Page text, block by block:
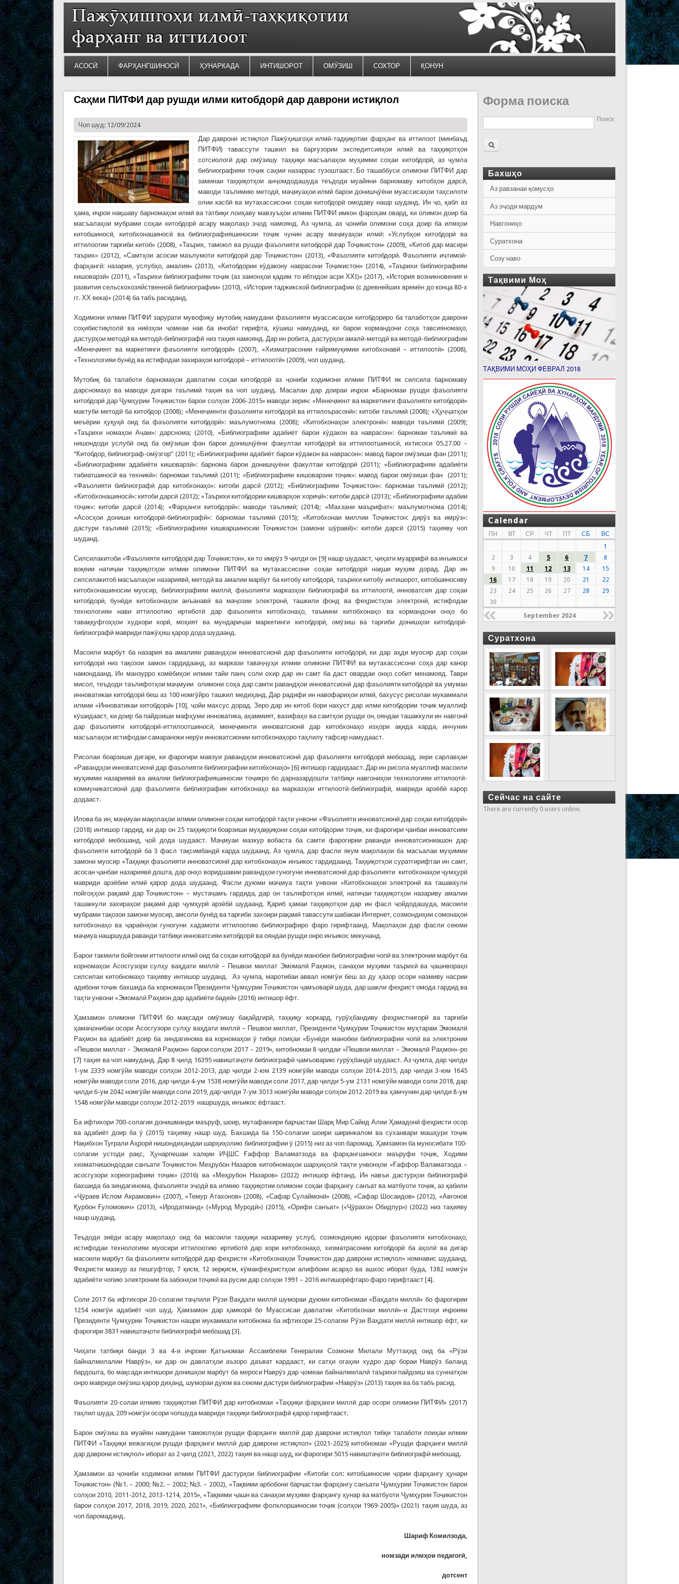
АСОСӢ ФАРҲАНГШИНОСӢ ҲУНАРКАДА ИНТИШОРОТ ОМӮЗИШ СОХТОР ҚОНУН
Саҳми ПИТФИ дар рушди илми китобдорӣ дар даврони истиқлол
Чоп шуд: 12/09/2024
Дар даврони истиқлол Пажӯҳишгоҳи илмӣ-тадқиқотии фарҳанг ва иттилоот (минбаъд
ПИТФИ) тавассути ташкил ва баргузории экспедитсияҳои илмӣ ва таҳқиқотҳои
сотсиологӣ дар омӯзишу таҳқиқи масъалаҳои муҳимми соҳаи китобдорӣ, аз ҷумла
библиографияи тоҷик саҳми назаррас гузоштааст. Бо ташаббуси олимони ПИТФИ дар
заминаи таҳқиқотҳои анҷомдодашуда теъдоди муайяни барномаву китобҳои дарсӣ,
маводи таълимию методӣ, маҷмуаҳои илмӣ барои донишҷӯёни муассисаҳои таҳсилоти
олии касбӣ ва мутахассисони соҳаи китобдорӣ омодаву нашр шуданд. Ин ҷо, қабл аз
ҳама, иҷрои нақшаву барномаҳои илмӣ ва татбиқи лоиҳаву мавзуъҳои илмии ПИТФИ имкон фароҳам овард, ки олимон доир ба
масъалаҳои мубрами соҳаи китобдорӣ асару мақолаҳо эҷод намоянд. Аз ҷумла, аз ҷониби олимони соҳа доир ба илмҳои
китобшиносӣ, китобхонашиносӣ ва библиографияшиносии тоҷик чунин асару маҷмуаҳои илмӣ: «Услубҳои китобдорӣ ва
иттилоотии тарғиби китоб» (2008), «Таърих, тамоюл ва рушди фаъолияти китобдорӣ дар Тоҷикистон» (2009), «Китоб дар масири
таърих» (2012), «Самтҳои асосии маълумоти китобдорӣ дар Тоҷикистон» (2013), «Фаъолияти китобдорӣ. Фаъолияти иҷтимоӣ-
фарҳангӣ: назария, услубҳо, амалия» (2013), «Китобдории кӯдакону наврасони Тоҷикистон» (2014), «Таърихи библиографияи
кишоварзӣ» (2011), «Таърихи библиографияи тоҷик (аз замонҳои қадим то ибтидои асри ХХI)» (2017), «История возникновения и
развития сельскохозяйственной библиографии» (2010), «История таджикской библиографии (с древнейших времён до конца 80-х
гг. ХХ века)» (2014) ба табъ расиданд.
Ходимони илмии ПИТФИ зарурати мувофиқу мутобиқ намудани фаъолияти муассисаҳои китобдориро ба талаботҳои даврони
соҳибистиқлолӣ ва ниёзҳои ҷомеаи нав ба инобат гирифта, кӯшиш намуданд, ки барои кормандони соҳа тавсияномаҳо,
дастурҳои методӣ ва методӣ-библиографӣ низ таҳия намоянд. Дар ин робита, дастурҳои амалӣ-методӣ ва методӣ-библиографии
«Менеҷмент ва маркетинги фаъолияти китобдорӣ» (2007), «Хизматрасонии ғайримуқимии китобхонавӣ – иттилоотӣ» (2008),
«Технологияи бунёд ва истифодаи захираҳои китобдорӣ – иттилоотӣ» (2009), чоп шуданд.
Мутобиқ ба талаботи барномаҳои давлатии соҳаи китобдорӣ аз ҷониби ходимони илмии ПИТФИ як силсила барномаву
дарсномаҳо ва маводи дигари таълимӣ таҳия ва чоп шуданд. Масалан дар доираи иҷрои «Барномаи рушди фаъолияти
китобдорӣ дар Ҷумҳурии Тоҷикистон барои солҳои 2006-2015» маводи зерин: «Менеҷмент ва маркетинги фаъолияти китобдорӣ»
мактуби методӣ ба китобдор (2008); «Менеҷменти фаъолияти китобдорӣ ва иттилоърасонӣ»: китоби таълимӣ (2008); «Ҳуҷҷатҳои
меъёрии ҳуқуқӣ оид ба фаъолияти китобдорӣ»: маълумотнома (2008); «Китобхонаҳои электронӣ»: маводи таълимӣ (2009);
«Таърихи номаҳои Аҷам»: дарснома; (2010), «Библиографияи адабиёт барои кӯдакон ва наврасон»: барномаи таълимӣ ва
нишондоди услубӣ оид ба омӯзиши фан барои донишҷӯёни факултаи китобдорӣ ва иттилоотшиносӣ, ихтисоси 05.27.00 –
“Китобдор, библиограф-омӯзгор” (2011); «Библиографияи адабиёт барои кӯдакон ва наврасон»: мавод барои омӯзиши фан (2011);
«Библиографияи адабиёти кишоварзӣ»: барнома барои донишҷуёни факултаи китобдорӣ (2011); «Библиографияи адабиёти
табиатшиносӣ ва техникӣ»: барномаи таълимӣ (2011); «Библиографияи кишоварзии тоҷик»: мавод барои омӯзиши фан (2011);
«Фаъолияти библиографӣ дар китобхонаҳо»: китоби дарсӣ (2012); «Библиографияи Тоҷикистон»: барномаи таълимӣ (2012);
«Китобхонашиносӣ»: китоби дарсӣ (2012); «Таърихи китобдории кишварҳои хориҷӣ»: китоби дарсӣ (2013); «Библиографияи адабии
тоҷик»: китоби дарсӣ (2014); «Фарҳанги китобдорӣ»: маводи таълимӣ; (2014); «Махзани маърифат»: маълумотнома (2014);
«Асосҳои дониши китобдорӣ-библиографӣ»: барномаи таълимӣ (2015); «Китобхонаи миллии Тоҷикистон: дирӯз ва имрӯз»:
дастури таълимӣ (2015); «Библиографияи кишваршиносии Тоҷикистон (замони шӯравӣ)»: китоби дарсӣ (2015) таҳияву чоп
шуданд.
Силсилакитоби «Фаъолияти китобдорӣ дар Тоҷикистон», ки то имрӯз 9 ҷилди он [9] нашр шудааст, ҷиҳати муаррифӣ ва инъикоси
воқеии натиҷаи таҳқиқотҳои илмии олимони ПИТФИ ва мутахассисони соҳаи китобдорӣ нақши муҳим дорад. Дар ин
силсилакитоб масъалаҳои назариявӣ, методӣ ва амалии марбут ба китобу китобдорӣ, таърихи китобу интишорот, китобшиносиву
китобхонашиносии муосир, библиографияи миллӣ, фаъолияти марказҳои библиографӣ ва иттилоотӣ, инноватсия дар соҳаи
китобдорӣ, бунёди китобхонаҳои анъанавӣ ва маҷозии электронӣ, ташкили фонд ва феҳристҳои электронӣ, истифодаи
технологияи нави иттилоотию иртиботӣ дар фаъолияти китобхонаҳо, таъмини китобхонаҳо ва кормандони онҳо бо
таваққуфгоҳҳои худкори корӣ, моҳият ва мундариҷаи маркетинги китобдорӣ, омӯзиш ва тарғиби донишҳои китобдорӣ-
библиографӣ мавриди пажӯҳиш қарор дода шудаанд.
Масоили марбут ба назария ва амалияи равандҳои инноватсионӣ дар фаъолияти китобдорӣ, ки дар аҳди муосир дар соҳаи
китобдорӣ низ тақозои замон гардидаанд, аз маркази таваҷҷуҳи илмии олимони ПИТФИ ва мутахассисони соҳа дар канор
намондаанд. Ин манзурро комёбиҳои илмии тайи панҷ соли охир дар ин самт ба даст овардаи онҳо собит менамояд. Таври
мисол, теъдоди таълифотҳои маҷмуии олимони соҳа дар самти равандҳои инноватсионӣ дар фаъолияти китобдорӣ ва умуман
инноватикаи китобдорӣ беш аз 100 номгӯйро ташкил медиҳанд. Дар радифи ин навофариҳои илмӣ, бахусус рисолаи мукаммали
илмии «Инноватикаи китобдорӣ» [10], ҷойи махсус дорад. Зеро дар ин китоб бори нахуст дар илми китобдории тоҷик муаллиф
кӯшидааст, ки доир ба пайдоиши мафҳуми инноватика, аҳаммият, вазифаҳо ва самтҳои рушди он, ояндаи ташаккули ин навгонӣ
дар фаъолияти китобдорӣ-иттилоотшиносӣ, менеҷменти инноватсионӣ дар китобхонаҳо изҳори ақида карда, инчунин
масъалаҳои истифодаи самараноки нерӯи инноватсионии китобхонаҳоро таҳлилу тафсир намудааст.
Рисолаи боарзиши дигаре, ки фарогири мавзуи равандҳои инноватсионӣ дар фаъолияти китобдорӣ мебошад, зери сарлавҳаи
«Равандҳои инноватсионӣ дар фаъолияти библиографии китобхонаҳо» [6] интишор гардидааст. Дар ин рисола муаллиф масоили
муҳимми назариявӣ ва амалии библиографияшиносии тоҷикро бо дарназардошти татбиқи навгониҳои технологияи иттилоотӣ-
коммуникатсионӣ дар фаъолияти библиографии китобхонаҳо ва марказҳои иттилоотӣ-библиографӣ, мавриди арзёбӣ карор
додааст.
Илова ба ин, маҷмуаи мақолаҳои илмии олимони соҳаи китобдорӣ таҳти унвони «Фаъолияти инноватсионӣ дар соҳаи китобдорӣ»
(2018) интишор гардид, ки дар он 25 таҳқиқоти боарзиши муҳаққиқони соҳаи китобдории тоҷик, ки фарогири ҷанбаи инноватсияи
китобдорӣ мебошанд, ҷой дода шудааст. Маҷмуаи мазкур вобаста ба самти фарогирии раванди инноватсиониашон дар
фаъолияти китобдорӣ ба 3 фасл тақсимбандӣ карда шудаанд. Аз ҷумла, дар фасли якум мақолаҳои ба масъалаи муҳимми
замони муосир «Таҳқиқи фаъолияти инноватсионӣ дар китобхонаҳо» инъикос гардидаанд. Таҳқиқотҳои суратгирифтаи ин самт,
асосан ҷанбаи назариявӣ дошта, дар онҳо воридшавии равандҳои гуногуни инноватсионӣ дар фаъолияти китобхонаҳои ҷумҳурӣ
мавриди арзёбии илмӣ қарор дода шудаанд. Фасли дуюми маҷмуа таҳти унвони «Китобхонаҳои электронӣ ва ташаккули
пойгоҳҳои рақамӣ дар Тоҷикистон» – мустаҷамъ гардида, дар он таълифотҳои илмӣ, натиҷаи таҳқиқотҳои назариву амалии
ташаккули захираҳои рақамӣ дар ҷумҳурӣ арзёбӣ шудаанд. Қариб ҳамаи таҳқиқотҳои дар ин фасл ҷойдодашуда, масоили
мубрами тақозои замони муосир, амсоли бунёд ва тарғиби захоири рақамӣ тавассути шабакаи Интернет, созмондиҳии сомонаҳои
китобхонаҳо ва ҷараёнҳои гуногуни хадамоти иттилоотию библиографиро фаро гирифтаанд. Мақолаҳои дар фасли сеюми
маҷмуа нашршуда раванди татбиқи инноватсияи китобдорӣ ва ояндаи рушди онро инъикос мекунанд.
Барои такмили бойгонии иттилооти илмӣ оид ба соҳаи китобдорӣ ва бунёди манобеи библиографии чопӣ ва электронии марбут ба
корномаҳои Асосгузори сулҳу ваҳдати миллӣ – Пешвои миллат Эмомалӣ Раҳмон, санаҳои муҳими таърихӣ ва ҷашнвораҳо
силсилаи китобномаҳо таҳияву интишор шуданд. Аз ҷумла, маротибаи аввал номгӯи беш аз ду ҳазор осори назмиву насрии
адибони тоҷик бахшида ба корномаҳои Президенти Ҷумҳурии Тоҷикистон ҷамъоварӣ шуда, дар шакли феҳрист омода гардид ва
таҳти унвони «Эмомалӣ Раҳмон дар адабиёти бадеӣ» (2016) интишор ёфт.
Ҳамзамон олимони ПИТФИ бо мақсади омӯзишу бақайдгирӣ, таҳқиқу коркард, гурӯҳбандиву феҳристнигорӣ ва тарғиби
ҳамаҷонибаи осори Асосгузори сулҳу ваҳдати миллӣ – Пешвои миллат, Президенти Ҷумҳурии Тоҷикистон муҳтарам Эмомалӣ
Раҳмон ва адабиёт доир ба зиндагинома ва корномаҳои ӯ тибқи лоиҳаи «Бунёди манобеи библиографии чопӣ ва электронии
«Пешвои миллат – Эмомалӣ Раҳмон» барои солҳои 2017 – 2019», китобномаи 8 ҷилдаи «Пешвои миллат – Эмомалӣ Раҳмон»-ро
[7] таҳия ва чоп намуданд. Дар 8 ҷилд 16395 навиштаҷоти библиографӣ ҷамъоварию гурӯҳбандӣ шудааст. Аз ҷумла, дар ҷилди
1-ум 2339 номгӯйи маводи солҳои 2012-2013, дар ҷилди 2-юм 2139 номгӯйи маводи солҳои 2014-2015, дар ҷилди 3-юм 1645
номгӯйи маводи соли 2016, дар ҷилди 4-ум 1538 номгӯйи маводи соли 2017, дар ҷилди 5-ум 2131 номгӯйи маводи соли 2018, дар
ҷилди 6-ум 2042 номгӯйи маводи соли 2019, дар ҷилди 7-ум 3013 номгӯйи маводи солҳои 2012-2019 ва ҳамчунин дар ҷилди 8-ум
1548 номгӯйи маводи солҳои 2012-2019 нашршуда, инъикос ёфтааст.
Ба ифтихори 700-солагии донишманди маъруф, шоир, мутафаккири барҷастаи Шарқ Мир Сайид Алии Ҳамадонӣ феҳристи осор
ва адабиёт доир ба ӯ (2015) таҳияву нашр шуд. Бахшида ба 150-солагии шоири ширинкалом ва суханвари машҳури тоҷик
Нақибхон Туғрали Аҳрорӣ нишондиҳандаи шарҳиҳолию библиографии ӯ (2015) низ аз чоп баромад. Ҳамзамон ба муносибати 100-
солагии устоди рақс, Ҳунарпешаи халқии ИҶШС Ғаффор Валаматзода ва фарҳангшиноси маъруфи тоҷик, Ходими
хизматнишондодаи санъати Тоҷикистон Меҳрубон Назаров китобномаҳои шарҳиҳолӣ таҳти унвонҳои «Ғаффор Валаматзода –
асосгузори хореографияи тоҷик» (2016) ва «Меҳрубон Назаров» (2022) интишор ёфтанд. Ин навъи дастурҳои библиографӣ
бахшида ба зиндагинома, фаъолияти эҷодӣ ва илмию таҳқиқотии олимони соҳаи фарҳангу санъат ва матбуоти тоҷик, аз қабили
«Ҷӯраев Ислом Акрамович» (2007), «Темур Атахонов» (2008), «Сафар Сулаймонӣ» (2008), «Сафар Шосаидов» (2012), «Авғонов
Қурбон Ғуломович» (2013), «Иродатманд» («Мурод Муродӣ») (2015), «Орифи санъат» («Ҷӯрахон Обидпур») (2022) низ таҳияву
нашр шуданд.
Теъдоди зиёди асару мақолаҳо оид ба масоили таҳқиқи назарияву услуб, созмондиҳию идораи фаъолияти китобхонаҳо,
истифодаи технологияи муосири иттилоотию иртиботӣ дар кори китобхонаҳо, хизматрасонии китобдорӣ ба аҳолӣ ва дигар
масоили марбут ба фаъолияти китобдорӣ дар феҳристи «Китобхонаҳои Тоҷикистон дар даврони истиқлол» номнавис шудаанд.
Феҳристи мазкур аз пешгуфтор, 7 қисм, 12 зерқисм, кӯмакфеҳристҳои алифбоии асарҳо ва ашхос иборат буда, 1382 номгӯи
адабиёти чопию электронии ба забонҳои тоҷикӣ ва русии дар солҳои 1991 – 2016 интишорёфтаро фаро гирифтааст [4].
Соли 2017 ба ифтихори 20-солагии таҷлили Рӯзи Ваҳдати миллӣ шумораи дуюми китобномаи «Ваҳдати миллӣ» бо фарогирии
1254 номгӯи адабиёт чоп шуд. Ҳамзамон дар ҳамкорӣ бо Муассисаи давлатии «Китобхонаи миллӣ»-и Дастгоҳи иҷроияи
Президенти Ҷумҳурии Тоҷикистон нашри мукаммали китобнома ба ифтихори 25-солагии Рӯзи Ваҳдати миллӣ интишор ёфт, ки
фарогири 3831 навиштаҷоти библиографӣ мебошад [3].
Чиҳати татбиқи банди 3 ва 4-и иҷроии Қатъномаи Ассамблеяи Генералии Созмони Милали Муттаҳид оид ба «Рӯзи
байналмилалии Наврӯз», ки дар он давлатҳои аъзоро даъват кардааст, ки сатҳи огаҳии худро дар бораи Наврӯз баланд
бардошта, бо мақсади интишори донишҳои марбут ба мероси Наврӯз дар ҷомеаи байналмилалӣ таърихи пайдоиш ва суннатҳои
онро мавриди омӯзиш қарор диҳанд, шумораи дуюм ва сеюми дастури библиографии «Наврӯз» (2013) таҳия ва ба табъ расид.
Фаъолияти 20-солаи илмию таҳқиқотии ПИТФИ дар китобномаи «Таҳқиқи фарҳанги миллӣ дар осори олимони ПИТФИ» (2017)
таҳлил шуда, 209 номгӯи осори чопшуда мавриди таҳқиқи библиографӣ қарор гирифтааст.
Барои омӯзиш ва муайян намудани тамоюлҳои рушди фарҳанги миллӣ дар даврони истиқлол тибқи талаботи лоиҳаи илмии
ПИТФИ «Таҳқиқи вежагиҳои рушди фарҳанги миллӣ дар даврони истиқлол» (2021-2025) китобномаи «Рушди фарҳанги миллӣ
дар даврони истиқлол» иборат аз 2 ҷилд (2021, 2022) таҳия ва нашр шуд, ки фарогири 5015 навиштаҷоти библиографӣ мебошад.
Ҳамзамон аз ҷониби ходимони илмии ПИТФИ дастурҳои библиографии «Китоби сол: китобшиносии ҷории фарҳангу ҳунари
Тоҷикистон» (№1. – 2000; №2. – 2002; №3. – 2002), «Тақвими арбобони барҷастаи фарҳангу санъати Ҷумҳурии Тоҷикистон барои
солҳои 2010, 2011-2012, 2013-1214, 2015», «Тақвими ҷашн ва санаҳои муҳими фарҳангу ҳунар ва матбуоти Ҷумҳурии Тоҷикистон
барои солҳои 2017, 2018, 2019, 2020, 2021», «Библиографияи фолклоршиносии тоҷик (солҳои 1969-2005)» (2021) таҳия шуда, аз
чоп баромаданд.
Шариф Комилзода,
номзади илмҳои педагогӣ,
дотсент
Форма поиска
Поиск
Бахшҳо
Аз равзанаи қомусҳо
Аз эҷоди мардум
Навгониҳо
Суратхона
Созу наво
Тақвими Моҳ
ТАҚВИМИ МОҲИ ФЕВРАЛ 2018
Calendar
ПН ВТ СР ЧТ ПТ СБ
ВС
1
2
3 4 5 6 7
8
9
10 11 12 13 14
15
16
17 18 19 20 21
22
23
24 25 26 27 28
29
30
September 2024
Суратхона
Сейчас на сайте
There are currently 0 users online.